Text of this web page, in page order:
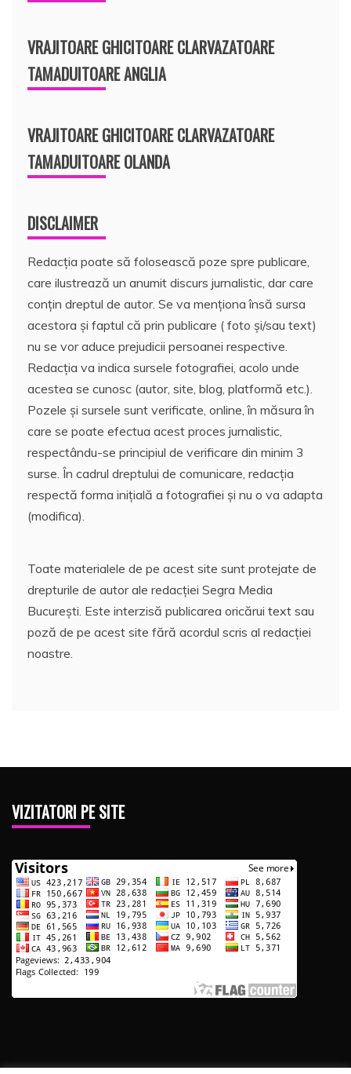
VRAJITOARE GHICITOARE CLARVAZATOARE
TAMADUITOARE ANGLIA
VRAJITOARE GHICITOARE CLARVAZATOARE
TAMADUITOARE OLANDA
DISCLAIMER
Redacția poate să folosească poze spre publicare,
care ilustrează un anumit discurs jurnalistic, dar care
conțin dreptul de autor. Se va menționa însă sursa
acestora și faptul că prin publicare ( foto și/sau text)
nu se vor aduce prejudicii persoanei respective.
Redacția va indica sursele fotografiei, acolo unde
acestea se cunosc (autor, site, blog, platformă etc.).
Pozele și sursele sunt verificate, online, în măsura în
care se poate efectua acest proces jurnalistic,
respectându-se principiul de verificare din minim 3
surse. În cadrul dreptului de comunicare, redacția
respectă forma inițială a fotografiei și nu o va adapta
(modifica).
Toate materialele de pe acest site sunt protejate de
drepturile de autor ale redacției Segra Media
București. Este interzisă publicarea oricărui text sau
poză de pe acest site fără acordul scris al redacției
noastre.
VIZITATORI PE SITE